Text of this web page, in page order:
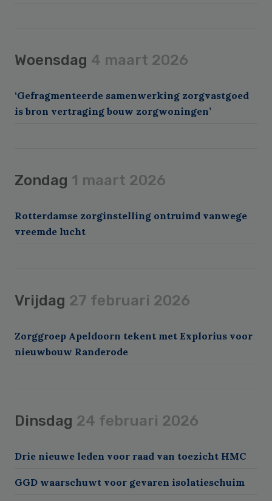
Woensdag 4 maart 2026
‘Gefragmenteerde samenwerking zorgvastgoed
is bron vertraging bouw zorgwoningen’
Zondag 1 maart 2026
Rotterdamse zorginstelling ontruimd vanwege
vreemde lucht
Vrijdag 27 februari 2026
Zorggroep Apeldoorn tekent met Explorius voor
nieuwbouw Randerode
Dinsdag 24 februari 2026
Drie nieuwe leden voor raad van toezicht HMC
GGD waarschuwt voor gevaren isolatieschuim